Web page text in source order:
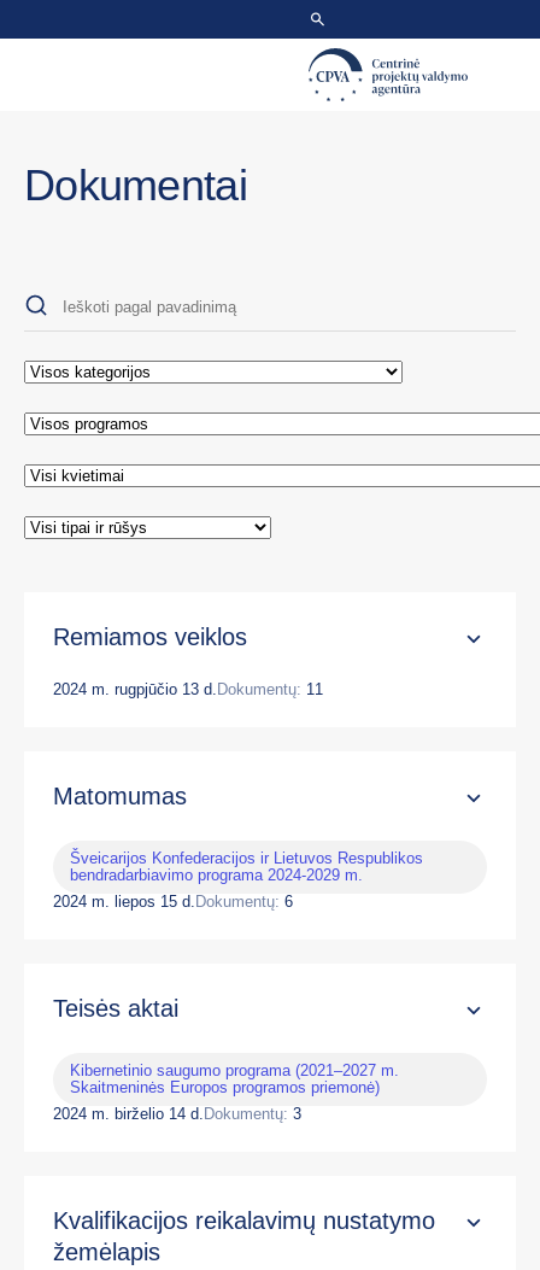
Dokumentai
Remiamos veiklos
2024 m. rugpjūčio 13 d. Dokumentų: 11
Matomumas
Šveicarijos Konfederacijos ir Lietuvos Respublikos
bendradarbiavimo programa 2024-2029 m.
2024 m. liepos 15 d. Dokumentų: 6
Teisės aktai
Kibernetinio saugumo programa (2021–2027 m.
Skaitmeninės Europos programos priemonė)
2024 m. birželio 14 d. Dokumentų: 3
Kvalifikacijos reikalavimų nustatymo
žemėlapis